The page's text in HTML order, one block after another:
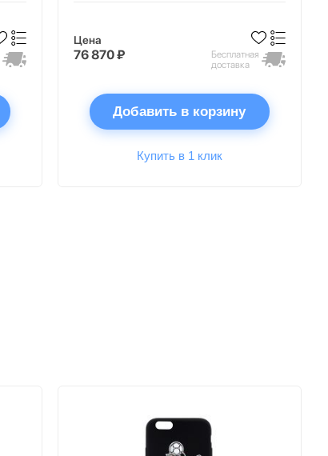
Цена
76 870 ₽
Бесплатная
доставка
Добавить в корзину
Купить в 1 клик